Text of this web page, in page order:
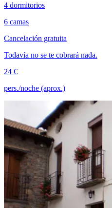
4 dormitorios
6 camas
Cancelación gratuita
Todavía no se te cobrará nada.
24 €
pers./noche (aprox.)